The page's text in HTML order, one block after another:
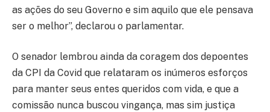
as ações do seu Governo e sim aquilo que ele pensava
ser o melhor”, declarou o parlamentar.
O senador lembrou ainda da coragem dos depoentes
da CPI da Covid que relataram os inúmeros esforços
para manter seus entes queridos com vida, e que a
comissão nunca buscou vingança, mas sim justiça